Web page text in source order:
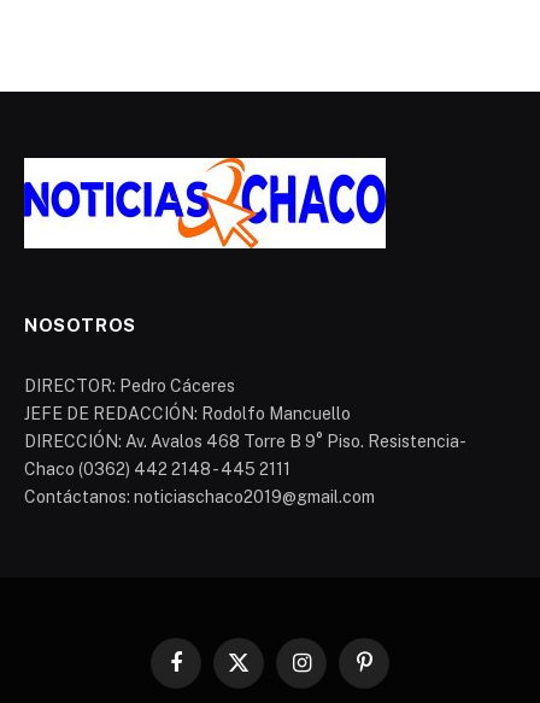
NOSOTROS
DIRECTOR: Pedro Cáceres
JEFE DE REDACCIÓN: Rodolfo Mancuello
DIRECCIÓN: Av. Avalos 468 Torre B 9° Piso. Resistencia-
Chaco (0362) 442 2148 - 445 2111
Contáctanos: noticiaschaco2019@gmail.com
Facebook
X
InstagramPinterest